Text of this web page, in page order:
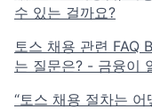
수 있는 걸까요?
토스 채용 관련 FAQ
는 질문은? - 금융이
“토스 채용 절차는 어